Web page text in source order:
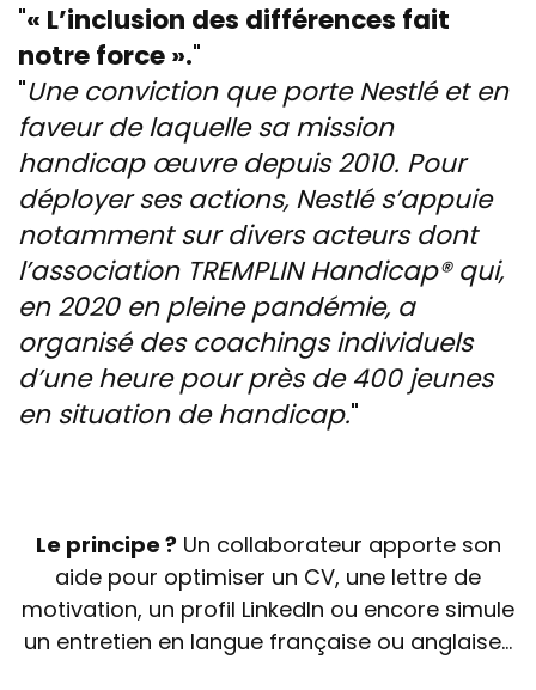
« L’inclusion des différences fait
notre force ».
Une conviction que porte Nestlé et en
faveur de laquelle sa mission
handicap œuvre depuis 2010. Pour
déployer ses actions, Nestlé s’appuie
notamment sur divers acteurs dont
l’association TREMPLIN Handicap® qui,
en 2020 en pleine pandémie, a
organisé des coachings individuels
d’une heure pour près de 400 jeunes
en situation de handicap.
Le principe ? Un collaborateur apporte son
aide pour optimiser un CV, une lettre de
motivation, un profil LinkedIn ou encore simule
un entretien en langue française ou anglaise...